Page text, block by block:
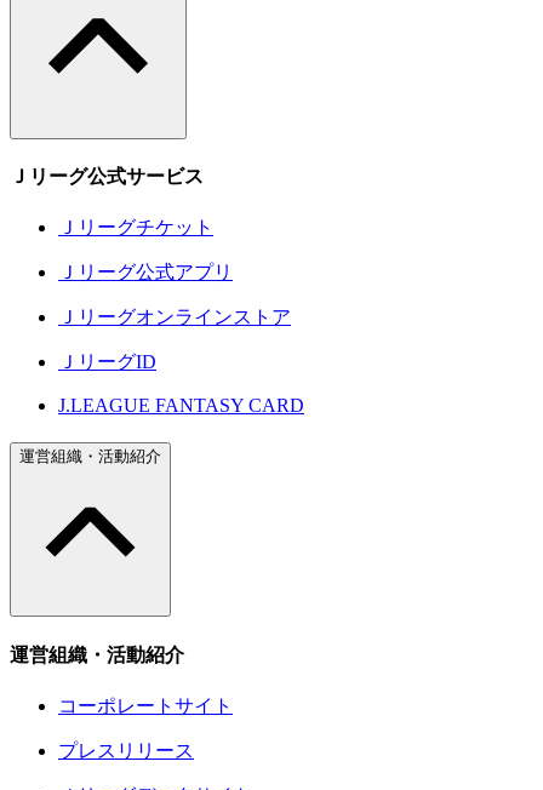
Ｊリーグ公式サービス
Ｊリーグチケット
Ｊリーグ公式アプリ
Ｊリーグオンラインストア
ＪリーグID
J.LEAGUE FANTASY CARD
運営組織・活動紹介
運営組織・活動紹介
コーポレートサイト
プレスリリース